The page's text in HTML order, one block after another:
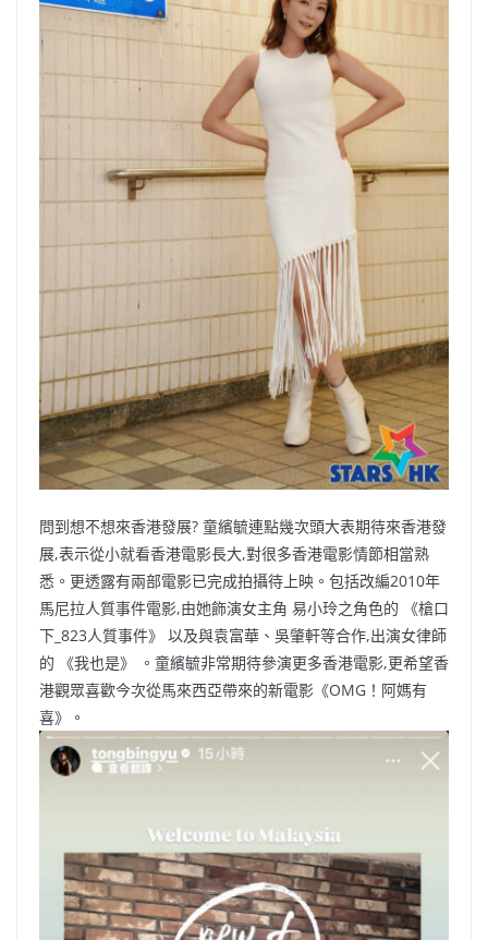
問到想不想來香港發展? 童繽毓連點幾次頭大表期待來香港發
展,表示從小就看香港電影長大,對很多香港電影情節相當熟
悉。更透露有兩部電影已完成拍攝待上映。包括改編2010年
馬尼拉人質事件電影,由她飾演女主角 易小玲之角色的 《槍口
下_823人質事件》 以及與袁富華、吳肇軒等合作,出演女律師
的 《我也是》 。童繽毓非常期待參演更多香港電影,更希望香
港觀眾喜歡今次從馬來西亞帶來的新電影《OMG！阿媽有
喜》。